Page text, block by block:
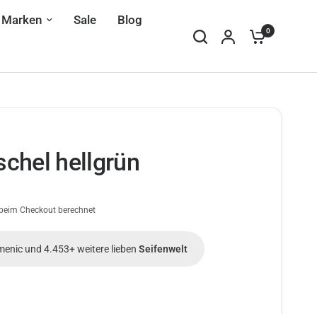
Marken Sale Blog
0
hellgrün
Checkout berechnet
und 4.453+ weitere liebenSeifenwelt